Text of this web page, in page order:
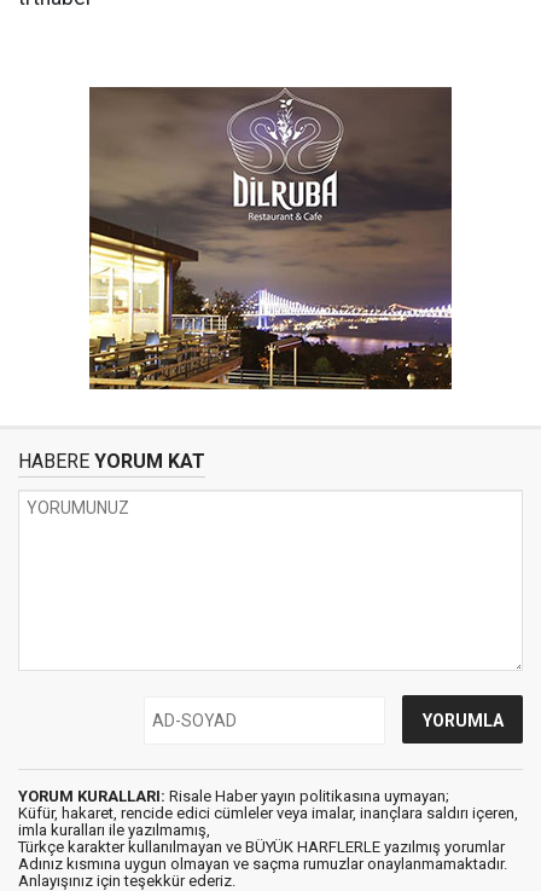
HABERE YORUM KAT
YORUM KURALLARI: Risale Haber yayın politikasına uymayan;
Küfür, hakaret, rencide edici cümleler veya imalar, inançlara saldırı içeren,
imla kuralları ile yazılmamış,
Türkçe karakter kullanılmayan ve BÜYÜK HARFLERLE yazılmış yorumlar
Adınız kısmına uygun olmayan ve saçma rumuzlar onaylanmamaktadır.
Anlayışınız için teşekkür ederiz.